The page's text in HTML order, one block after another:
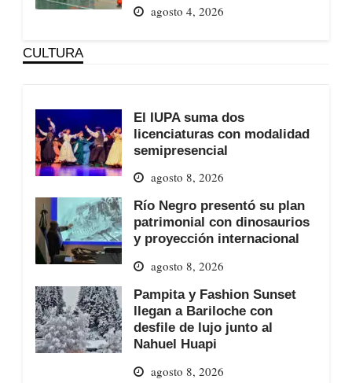
agosto 4, 2026
CULTURA
El IUPA suma dos
licenciaturas con modalidad
semipresencial
agosto 8, 2026
Río Negro presentó su plan
patrimonial con dinosaurios
y proyección internacional
agosto 8, 2026
Pampita y Fashion Sunset
llegan a Bariloche con
desfile de lujo junto al
Nahuel Huapi
agosto 8, 2026